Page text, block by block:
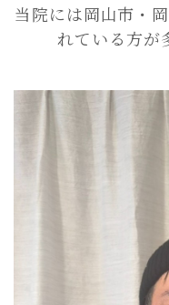
当院には岡山市・
れている方が